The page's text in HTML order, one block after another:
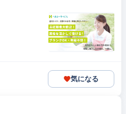
気になる